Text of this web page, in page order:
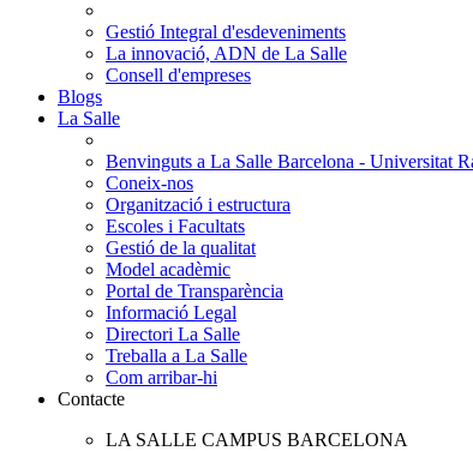
Gestió Integral d'esdeveniments
La innovació, ADN de La Salle
Consell d'empreses
Blogs
La Salle
Benvinguts a La Salle Barcelona - Universitat
Coneix-nos
Organització i estructura
Escoles i Facultats
Gestió de la qualitat
Model acadèmic
Portal de Transparència
Informació Legal
Directori La Salle
Treballa a La Salle
Com arribar-hi
Contacte
LA SALLE CAMPUS BARCELONA